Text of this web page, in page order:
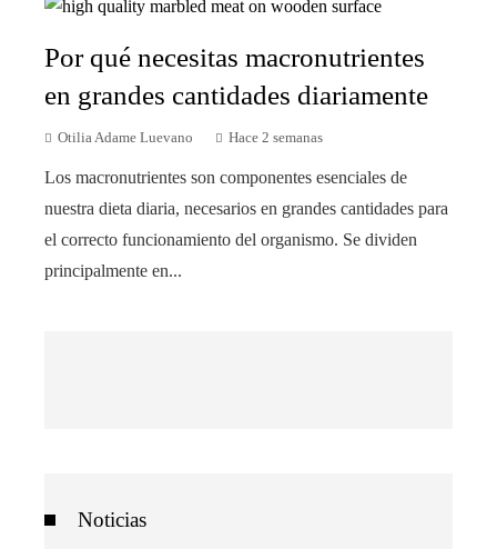
Por qué necesitas macronutrientes
en grandes cantidades diariamente
Otilia Adame Luevano Hace 2 semanas
Los macronutrientes son componentes esenciales de
nuestra dieta diaria, necesarios en grandes cantidades para
el correcto funcionamiento del organismo. Se dividen
principalmente en...
Noticias